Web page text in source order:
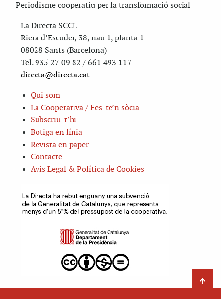
Periodisme cooperatiu per la transformació social
La Directa SCCL
Riera d’Escuder, 38, nau 1, planta 1
08028 Sants (Barcelona)
Tel. 935 27 09 82 / 661 493 117
directa@directa.cat
Qui som
La Cooperativa / Fes-te’n sòcia
Subscriu-t’hi
Botiga en línia
Revista en paper
Contacte
Avis Legal & Política de Cookies